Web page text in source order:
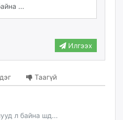
Илгээх
Таагүй
л байна шд...